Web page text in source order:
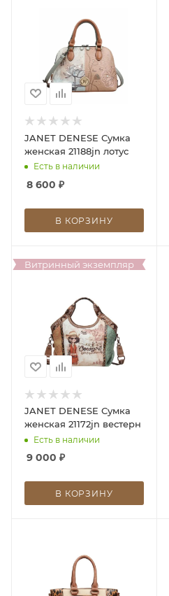
JANET DENESE Сумка
женская 21188jn лотус
Есть в наличии
8 600 ₽
В КОРЗИНУ
Витринный экземпляр
JANET DENESE Сумка
женская 21172jn вестерн
Есть в наличии
9 000 ₽
В КОРЗИНУ